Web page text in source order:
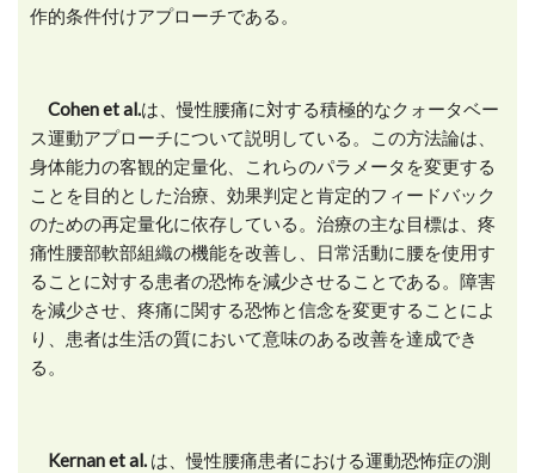
作的条件付けアプローチである。
Cohen et al.は、慢性腰痛に対する積極的なクォータベー
ス運動アプローチについて説明している。この方法論は、
身体能力の客観的定量化、これらのパラメータを変更する
ことを目的とした治療、効果判定と肯定的フィードバック
のための再定量化に依存している。治療の主な目標は、疼
痛性腰部軟部組織の機能を改善し、日常活動に腰を使用す
ることに対する患者の恐怖を減少させることである。障害
を減少させ、疼痛に関する恐怖と信念を変更することによ
り、患者は生活の質において意味のある改善を達成でき
る。
Kernan et al. は、慢性腰痛患者における運動恐怖症の測